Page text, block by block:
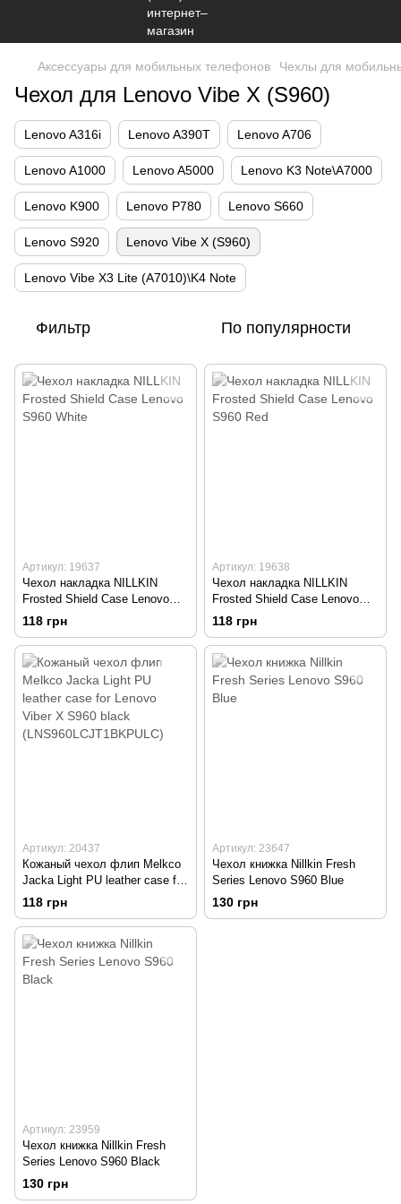
Аксессуары для мобильных телефонов Чехлы для
Чехол для Lenovo Vibe X (S960)
Lenovo A316i Lenovo A390T Lenovo A706
Lenovo A1000 Lenovo A5000 Lenovo K3 Note\A7000
Lenovo K900 Lenovo P780 Lenovo S660
Lenovo S920 Lenovo Vibe X (S960)
Lenovo Vibe X3 Lite (A7010)\K4 Note
Фильтр По популярности
Артикул: 19637
Чехол накладка NILLKIN
Frosted Shield Case Lenovo
S960 White
118 грн
Артикул: 19638
Чехол накладка NILLKIN
Frosted Shield Case Lenovo
S960 Red
118 грн
Артикул: 20437
Кожаный чехол флип Melkco
Jacka Light PU leather case for
Lenovo Viber X S960 black
(LNS960LCJT1BKPULC)
118 грн
Артикул: 23647
Чехол книжка Nillkin Fresh
Series Lenovo S960 Blue
130 грн
Артикул: 23959
Чехол книжка Nillkin Fresh
Series Lenovo S960 Black
130 грн